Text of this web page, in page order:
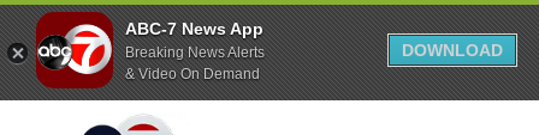
ABC-7 News App
Breaking News Alerts
& Video On Demand
DOWNLOAD